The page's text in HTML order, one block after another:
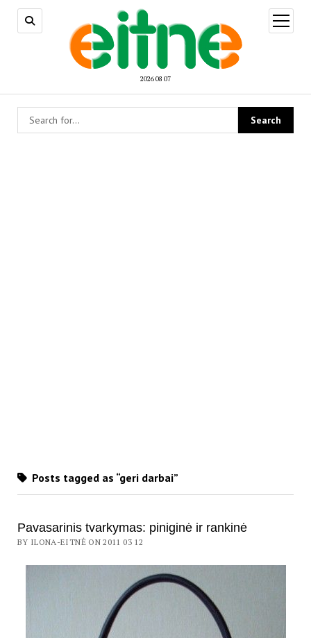
2026 08 07
open
menu
Posts tagged as “geri darbai”
Pavasarinis tvarkymas: piniginė ir rankinė
BY ILONA-EITNĖ ON 2011 03 12